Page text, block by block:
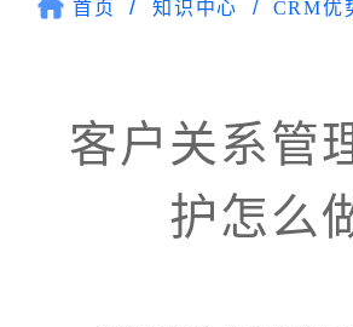
首页 知识中心 CRM优
客户关系管
护怎么